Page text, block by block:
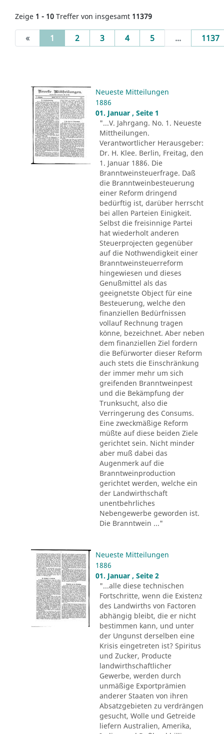
Zeige 1 - 10 Treffer von insgesamt 11379
« 1 (current)
2 3 4 5 ... 1137
Neueste Mitteilungen
1886
01. Januar , Seite 1
"...V. Jahrgang. No. 1. Neueste
Mittheilungen.
Verantwortlicher Herausgeber:
Dr. H. Klee. Berlin, Freitag, den
1. Januar 1886. Die
Branntweinsteuerfrage. Daß
die Branntweinbesteuerung
einer Reform dringend
bedürftig ist, darüber herrscht
bei allen Parteien Einigkeit.
Selbst die freisinnige Partei
hat wiederholt anderen
Steuerprojecten gegenüber
auf die Nothwendigkeit einer
Branntweinsteuerreform
hingewiesen und dieses
Genußmittel als das
geeignetste Object für eine
Besteuerung, welche den
finanziellen Bedürfnissen
vollauf Rechnung tragen
könne, bezeichnet. Aber neben
dem finanziellen Ziel fordern
die Befürworter dieser Reform
auch stets die Einschränkung
der immer mehr um sich
greifenden Branntweinpest
und die Bekämpfung der
Trunksucht, also die
Verringerung des Consums.
Eine zweckmäßige Reform
müßte auf diese beiden Ziele
gerichtet sein. Nicht minder
aber muß dabei das
Augenmerk auf die
Branntweinproduction
gerichtet werden, welche ein
der Landwirthschaft
unentbehrliches
Nebengewerbe geworden ist.
Die Branntwein ..."
Neueste Mitteilungen
1886
01. Januar , Seite 2
"...alle diese technischen
Fortschritte, wenn die Existenz
des Landwirths von Factoren
abhängig bleibt, die er nicht
bestimmen kann, und unter
der Ungunst derselben eine
Krisis eingetreten ist? Spiritus
und Zucker, Producte
landwirthschaftlicher
Gewerbe, werden durch
unmäßige Exportprämien
anderer Staaten von ihren
Absatzgebieten zu verdrängen
gesucht, Wolle und Getreide
liefern Australien, Amerika,